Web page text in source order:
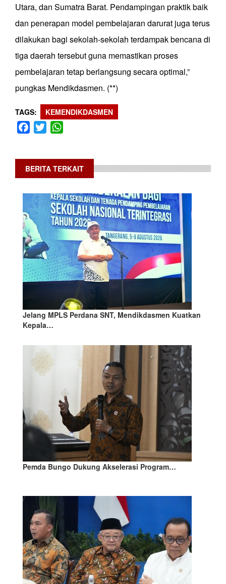
Utara, dan Sumatra Barat. Pendampingan praktik baik
dan penerapan model pembelajaran darurat juga terus
dilakukan bagi sekolah-sekolah terdampak bencana di
tiga daerah tersebut guna memastikan proses
pembelajaran tetap berlangsung secara optimal,”
pungkas Mendikdasmen. (**)
TAGS KEMENDIKDASMEN
Facebook
Twitter
BERITA TERKAIT
Jelang MPLS Perdana SNT, Mendikdasmen Kuatkan
Kepala…
Pemda Bungo Dukung Akselerasi Program…